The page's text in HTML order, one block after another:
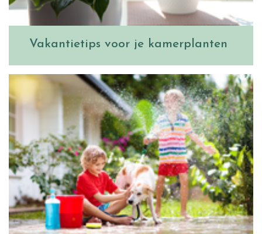
Vakantietips voor je kamerplanten